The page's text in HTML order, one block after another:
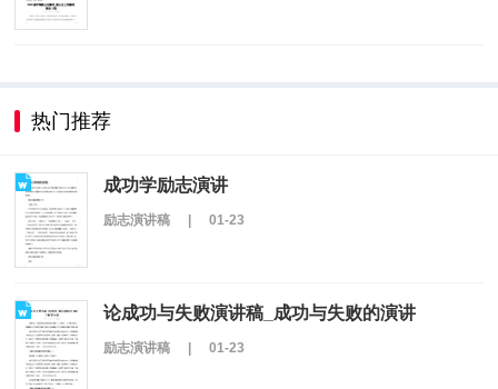
热门推荐
成功学励志演讲
励志演讲稿 01-23
论成功与失败演讲稿_成功与失败的演讲
励志演讲稿 01-23